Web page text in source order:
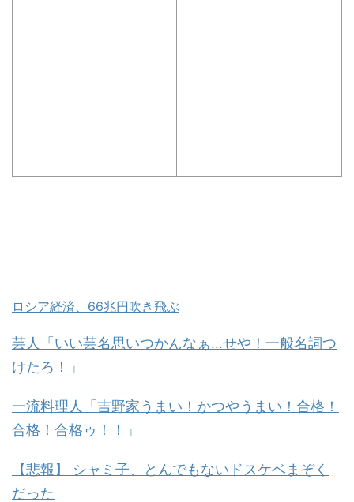
ロシア経済、66兆円吹き飛ぶ
芸人「いい芸名思いつかんなぁ…せや！一般名詞つ
けたろ！」
一流料理人「吉野家うまい！かつやうまい！合格！
合格！合格ゥ！！」
【悲報】 シャミ子、とんでもないドスケベまぞく
だった